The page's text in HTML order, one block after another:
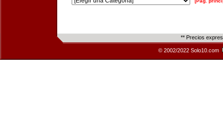
** Precios
© 2002/2022 Solo10.com